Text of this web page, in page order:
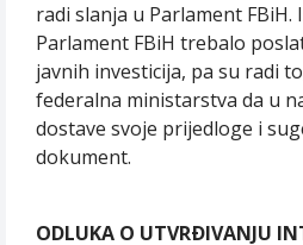
radi slanja u Parlament
Parlament FBiH trebalo
javnih investicija, pa su radi
federalna ministarstva da u
dostave svoje prijedloge i
dokument.
ODLUKA O UTVRÐIVANJU